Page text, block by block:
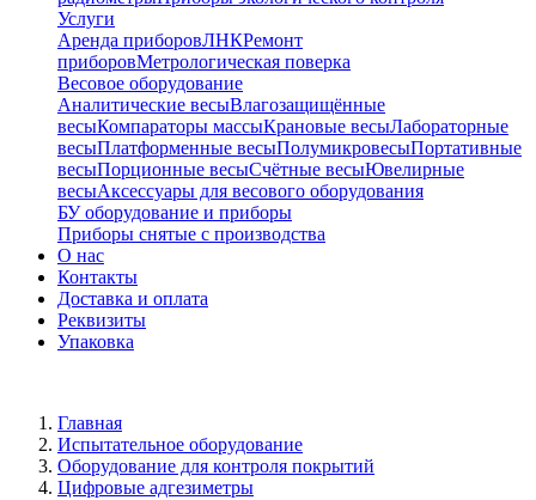
Услуги
Аренда приборовЛНКРемонт
приборовМетрологическая поверка
Весовое оборудование
Аналитические весыВлагозащищённые
весыКомпараторы массыКрановые весыЛабораторные
весыПлатформенные весыПолумикровесыПортативные
весыПорционные весыСчётные весыЮвелирные
весыАксессуары для весового оборудования
БУ оборудование и приборы
Приборы снятые с производства
О нас
Контакты
Доставка и оплата
Реквизиты
Упаковка
Главная
Испытательное оборудование
Оборудование для контроля покрытий
Цифровые адгезиметры